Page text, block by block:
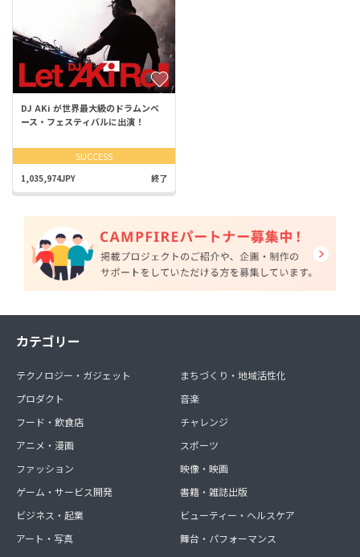
DJ AKi が世界最大級のドラムンベ
ース・フェスティバルに出演！
SUCCESS
1,035,974JPY 終了
カテゴリー
テクノロジー・ガジェット
プロダクト
フード・飲食店
アニメ・漫画
ファッション
ゲーム・サービス開発
ビジネス・起業
アート・写真
まちづくり・地域活性化
音楽
チャレンジ
スポーツ
映像・映画
書籍・雑誌出版
ビューティー・ヘルスケア
舞台・パフォーマンス